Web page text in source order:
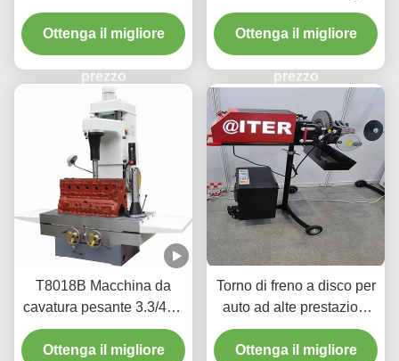
precisione 1.1/1.5kw per
veicoli cilindro
Ottenga il migliore
prezzo
al minuto per la
manutenzione del veicolo
T2009
Ottenga il migliore
prezzo
T8018B Macchina da
cavatura pesante 3.3/4kw
con un'interfaccia facile
da usare
Ottenga il migliore
Torno di freno a disco per
auto ad alte prestazioni
220v/110v per laboratorio
T2009
Ottenga il migliore